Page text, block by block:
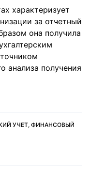
характеризует
за отчетный
она получила
анализа получения
УЧЕТ, ФИНАНСОВЫЙ